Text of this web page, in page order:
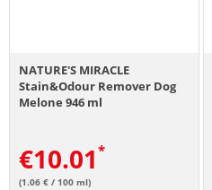
NATURE'S MIRACLE
Stain&Odour Remover Dog
Melone 946 ml
€10.01
(1.06 € / 100 ml)